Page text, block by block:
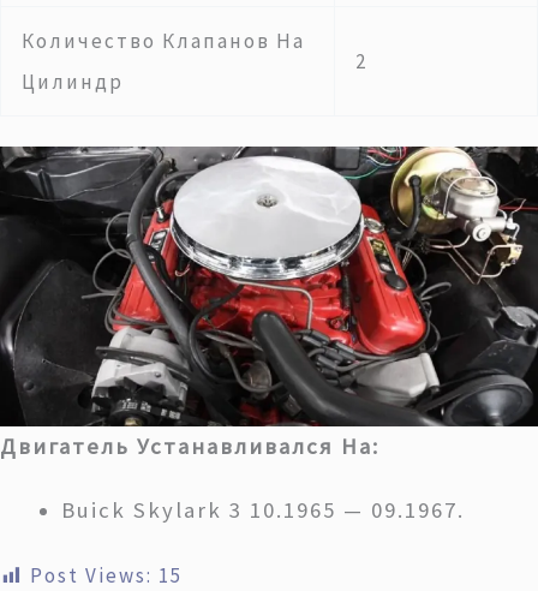
Количество Клапанов На
Цилиндр
2
Двигатель Устанавливался На:
Buick Skylark 3 10.1965 — 09.1967.
Post Views: 15